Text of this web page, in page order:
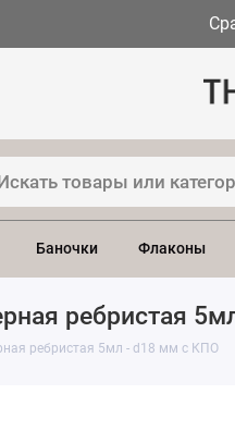
Баночки Флаконы
ребристая
ребристая 5мл - d18 мм с КПО